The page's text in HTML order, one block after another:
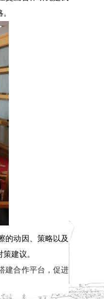
的动因、策略以及
建议。
建合作平台，促进